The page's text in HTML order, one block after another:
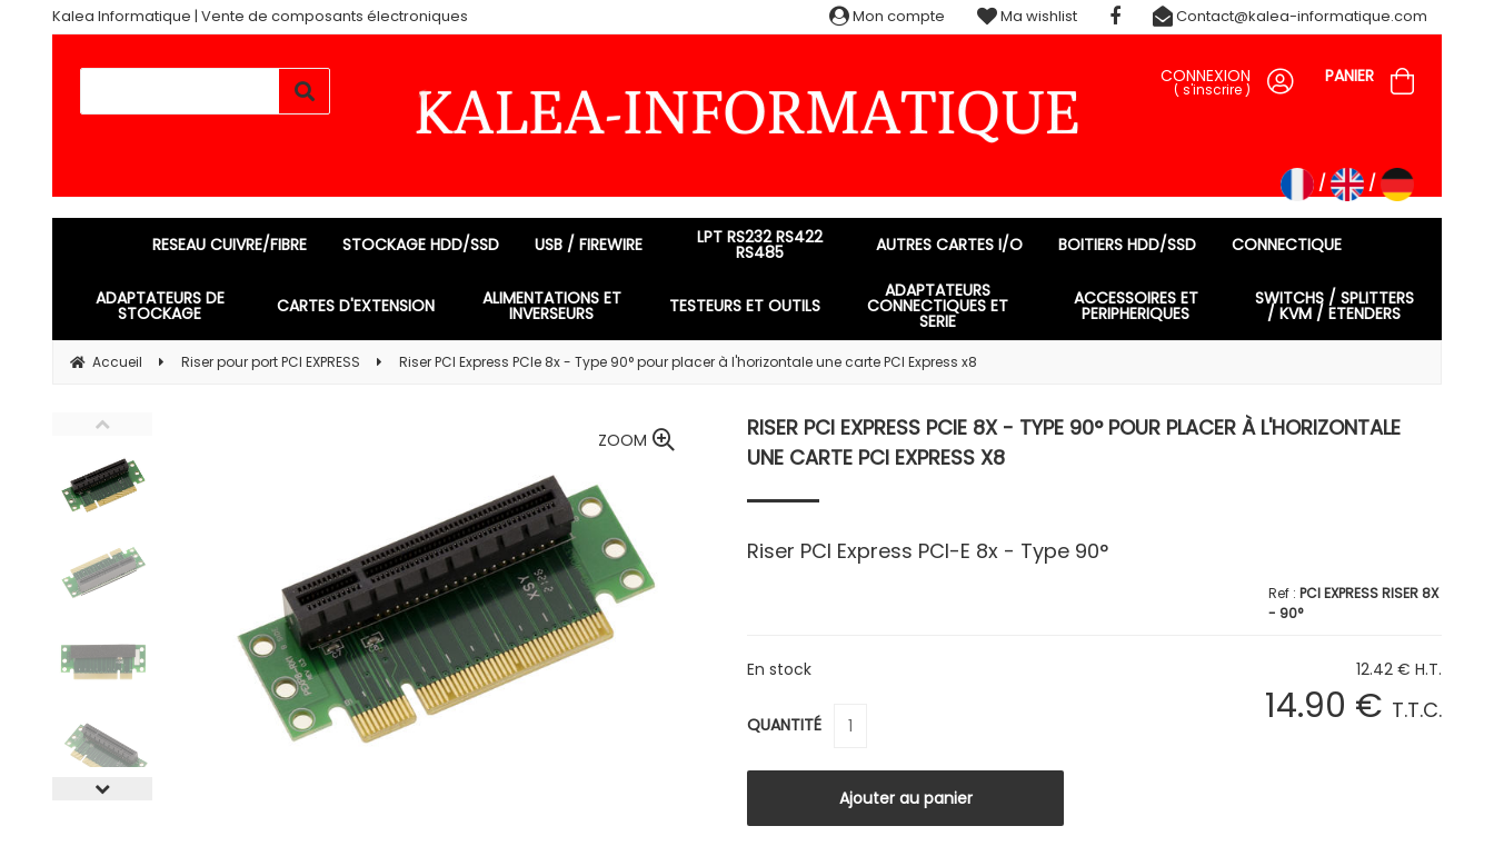
Kalea Informatique | Vente de composants électroniques
CONNEXION
( s'inscrire )
PANIER
RESEAU CUIVRE/FIBRE STOCKAGE HDD/SSD USB / FIREWIRE LPT RS232 RS422
RS485 AUTRES CARTES I/O BOITIERS HDD/SSD CONNECTIQUE
ADAPTATEURS DE
STOCKAGE CARTES D'EXTENSION ALIMENTATIONS ET
INVERSEURS TESTEURS ET OUTILS
ADAPTATEURS
CONNECTIQUES ET
SERIE
ACCESSOIRES ET
PERIPHERIQUES
SWITCHS / SPLITTERS
/ KVM / ETENDERS
Accueil Riser pour port PCI EXPRESS Riser PCI Express PCIe 8x - Type 90° pour placer à l'horizontale une carte PCI Express x8
ZOOM
RISER PCI EXPRESS PCIE 8X - TYPE 90° POUR PLACER À L'HORIZONTALE
UNE CARTE PCI EXPRESS X8
Riser PCI Express PCI-E 8x - Type 90°
PCI EXPRESS RISER 8X
- 90°
12.42 € H.T.
14.90 € T.T.C.
En stock
QUANTITÉ
Mon compte Ma wishlist Contact@kalea-informatique.com